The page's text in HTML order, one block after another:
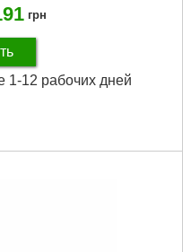
грн
1-12 рабочих дней